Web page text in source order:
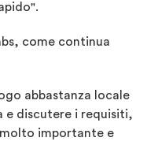
come continua
abbastanza locale
e discutere i requisiti,
importante e